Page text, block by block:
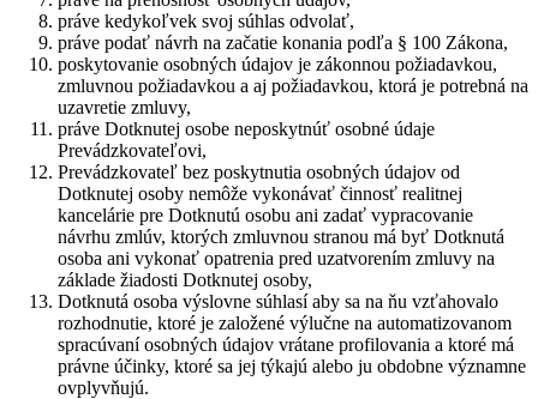
práve kedykoľvek svoj súhlas odvolať,
práve podať návrh na začatie konania podľa § 100 Zákona,
poskytovanie osobných údajov je zákonnou požiadavkou,
zmluvnou požiadavkou a aj požiadavkou, ktorá je potrebná na
uzavretie zmluvy,
práve Dotknutej osobe neposkytnúť osobné údaje
Prevádzkovateľovi,
Prevádzkovateľ bez poskytnutia osobných údajov od
Dotknutej osoby nemôže vykonávať činnosť realitnej
kancelárie pre Dotknutú osobu ani zadať vypracovanie
návrhu zmlúv, ktorých zmluvnou stranou má byť Dotknutá
osoba ani vykonať opatrenia pred uzatvorením zmluvy na
základe žiadosti Dotknutej osoby,
Dotknutá osoba výslovne súhlasí aby sa na ňu vzťahovalo
rozhodnutie, ktoré je založené výlučne na automatizovanom
spracúvaní osobných údajov vrátane profilovania a ktoré má
právne účinky, ktoré sa jej týkajú alebo ju obdobne významne
ovplyvňujú.